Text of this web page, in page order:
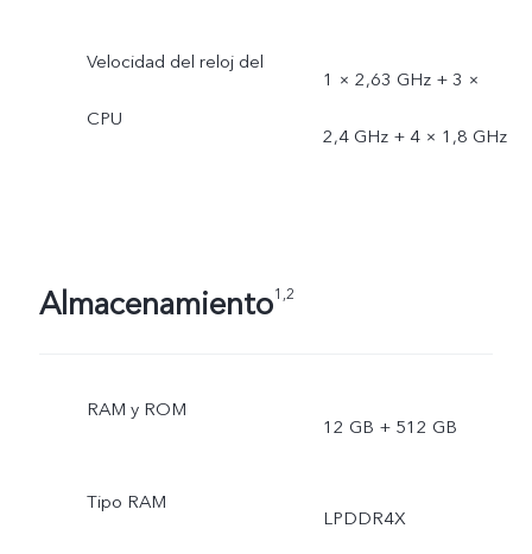
Velocidad del reloj del
CPU
1 × 2,63 GHz + 3 ×
2,4 GHz + 4 × 1,8 GHz
Almacenamiento1,2
RAM y ROM
12 GB + 512 GB
Tipo RAM
LPDDR4X